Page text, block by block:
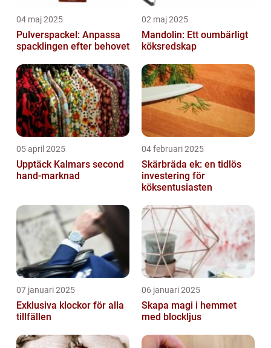
04 maj 2025
Pulverspackel: Anpassa
spacklingen efter behovet
02 maj 2025
Mandolin: Ett oumbärligt
köksredskap
05 april 2025
Upptäck Kalmars second
hand-marknad
04 februari 2025
Skärbräda ek: en tidlös
investering för
köksentusiasten
07 januari 2025
Exklusiva klockor för alla
tillfällen
06 januari 2025
Skapa magi i hemmet
med blockljus